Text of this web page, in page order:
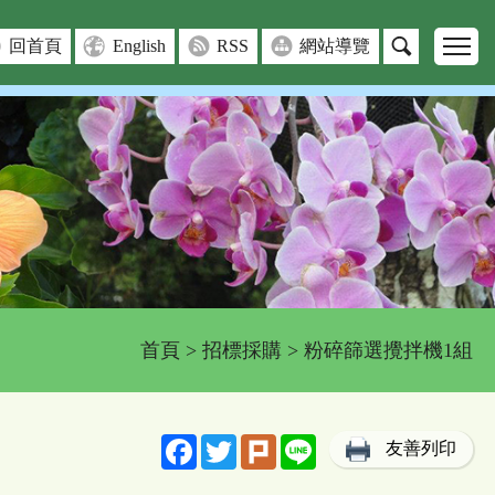
回首頁 English RSS 網站導覽
首頁 > 招標採購 > 粉碎篩選攪拌機1組
FacebookTwitterPlurk Line 友善列印